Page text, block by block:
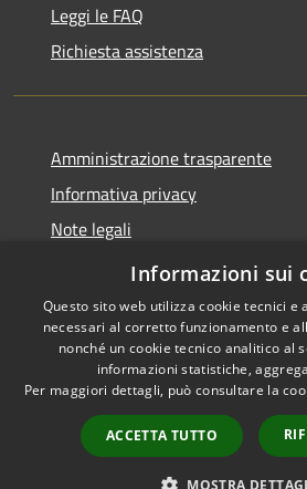
Leggi le FAQ
Richiesta assistenza
Amministrazione trasparente
Informativa privacy
Note legali
Dichiarazione di accessibilità
Accessibilità
Informazioni sui
Questo sito web utilizza cookie tecnici
necessari al corretto funzionamento e
nonché un cookie tecnico analitico al
informazioni statistiche,
Per maggiori dettagli, può consultare la
ACCETTA TUTTO
MOSTRA